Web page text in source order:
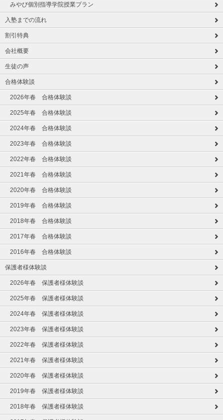
みやび個別指導学院授業プラン
入塾までの流れ
割引特典
会社概要
生徒の声
合格体験談
2026年春 合格体験談
2025年春 合格体験談
2024年春 合格体験談
2023年春 合格体験談
2022年春 合格体験談
2021年春 合格体験談
2020年春 合格体験談
2019年春 合格体験談
2018年春 合格体験談
2017年春 合格体験談
2016年春 合格体験談
保護者様体験談
2026年春 保護者様体験談
2025年春 保護者様体験談
2024年春 保護者様体験談
2023年春 保護者様体験談
2022年春 保護者様体験談
2021年春 保護者様体験談
2020年春 保護者様体験談
2019年春 保護者様体験談
2018年春 保護者様体験談